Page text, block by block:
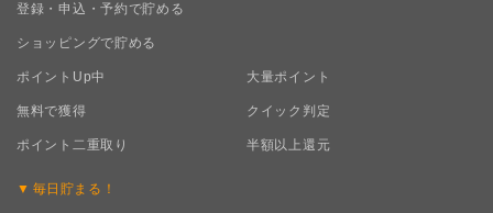
登録・申込・予約で貯める
ショッピングで貯める
ポイントUp中 大量ポイント
無料で獲得 クイック判定
ポイント二重取り 半額以上還元
毎日 貯まる！